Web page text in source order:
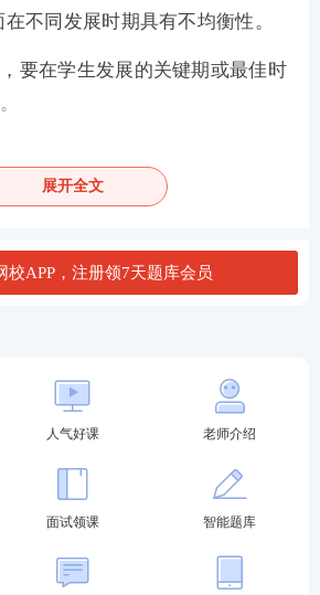
不同发展时期具有不均衡性。
要在学生发展的关键期或最佳时
均衡，互补差异性。
展潜能
过程中的人：把学生作为发展中的
学生身上存在的不足，就要允许
面的发展
程与方法”“情感态度与价值观”的
展开全文
校APP，注册领7天题库会员
人气好课 老师介绍
面试领课 智能题库